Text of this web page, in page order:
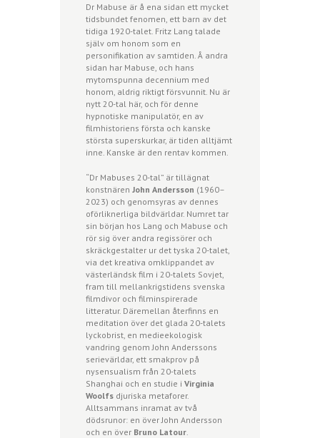
Dr Mabuse är å ena sidan ett mycket
tidsbundet fenomen, ett barn av det
tidiga 1920-talet. Fritz Lang talade
själv om honom som en
personifikation av samtiden. Å andra
sidan har Mabuse, och hans
mytomspunna decennium med
honom, aldrig riktigt försvunnit. Nu är
nytt 20-tal här, och för denne
hypnotiske manipulatör, en av
filmhistoriens första och kanske
största superskurkar, är tiden alltjämt
inne. Kanske är den rentav kommen.
“Dr Mabuses 20-tal” är tillägnat
konstnären John Andersson (1960–
2023) och genomsyras av dennes
oförliknerliga bildvärldar. Numret tar
sin början hos Lang och Mabuse och
rör sig över andra regissörer och
skräckgestalter ur det tyska 20-talet,
via det kreativa omklippandet av
västerländsk film i 20-talets Sovjet,
fram till mellankrigstidens svenska
filmdivor och filminspirerade
litteratur. Däremellan återfinns en
meditation över det glada 20-talets
lyckobrist, en medieekologisk
vandring genom John Anderssons
serievärldar, ett smakprov på
nysensualism från 20-talets
Shanghai och en studie i Virginia
Woolfs djuriska metaforer.
Alltsammans inramat av två
dödsrunor: en över John Andersson
och en över Bruno Latour